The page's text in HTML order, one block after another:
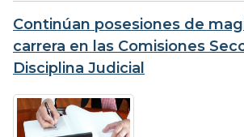
Continúan posesiones de
carrera en las Comisiones
Disciplina Judicial